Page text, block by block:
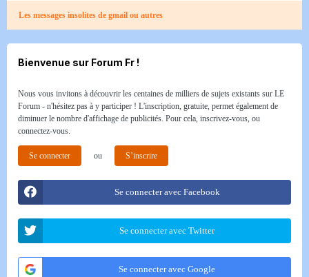
Les messages insolites de gmail ou autres
Bienvenue sur Forum Fr !
Nous vous invitons à découvrir les centaines de milliers de sujets existants sur LE
Forum - n'hésitez pas à y participer ! L'inscription, gratuite, permet également de
diminuer le nombre d'affichage de publicités. Pour cela, inscrivez-vous, ou
connectez-vous.
Se connecter ou S’inscrire
Se connecter avec Facebook
Se connecter avec Twitter
Se connecter avec Google